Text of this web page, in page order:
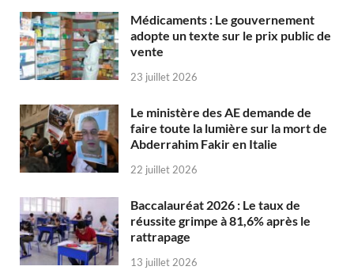
Médicaments : Le gouvernement
adopte un texte sur le prix public de
vente
23 juillet 2026
Le ministère des AE demande de
faire toute la lumière sur la mort de
Abderrahim Fakir en Italie
22 juillet 2026
Baccalauréat 2026 : Le taux de
réussite grimpe à 81,6% après le
rattrapage
13 juillet 2026